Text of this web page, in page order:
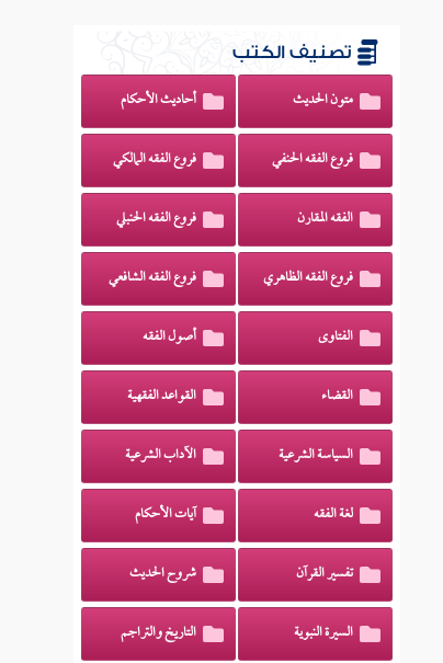
تصنيف الكتب
متون الحديث أحاديث الأحكام
فروع الفقه الحنفي فروع الفقه المالكي
الفقه المقارن فروع الفقه الحنبلي
فروع الفقه الظاهري فروع الفقه الشافعي
الفتاوى أصول الفقه
القضاء القواعد الفقهية
السياسة الشرعية الآداب الشرعية
لغة الفقه آيات الأحكام
تفسير القرآن شروح الحديث
السيرة النبوية التاريخ والتراجم